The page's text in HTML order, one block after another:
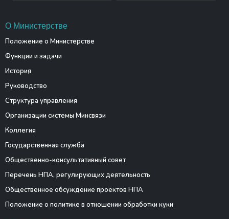
О Министерстве
Положение о Министерстве
Функции и задачи
История
Руководство
Структура управления
Организации системы Минсвязи
Коллегия
Государственная служба
Общественно-консультативный совет
Перечень НПА, регулирующих деятельность
Общественное обсуждение проектов НПА
Положение о политике в отношении обработки куки